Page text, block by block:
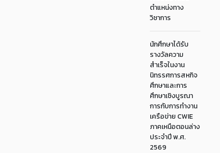
ตำแหน่งทาง
วิชาการ
นักศึกษาได้รับ
รางวัลความ
สำเร็จในงาน
นิทรรศการสหกิจ
ศึกษาและการ
ศึกษาเชิงบูรณา
การกับการทำงาน
เครือข่าย CWIE
ภาคเหนือตอนล่าง
ประจำปี พ.ศ.
2569